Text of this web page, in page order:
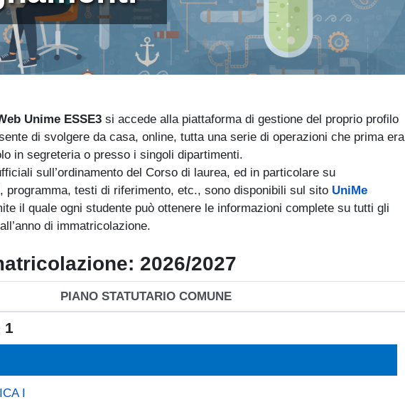
Unime ESSE3 si accede alla piattaforma di gestione del proprio profilo
di svolgere da casa, online, tutta una serie di operazioni che prima era
in segreteria o presso i singoli dipartimenti.
sull’ordinamento del Corso di laurea, ed in particolare su
programma, testi di riferimento, etc., sono disponibili sul sito UniMe
il quale ogni studente può ottenere le informazioni complete su tutti gli
di immatricolazione.
2026/2027
PIANO STATUTARIO COMUNE
1
I